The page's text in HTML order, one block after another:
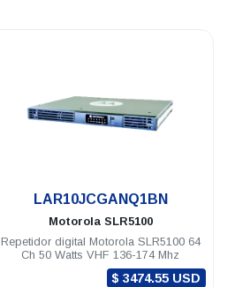
LAR10JCGANQ1BN
Motorola SLR5100
Repetidor digital Motorola SLR5100 64
Ch 50 Watts VHF 136-174 Mhz
$ 3474.55 USD